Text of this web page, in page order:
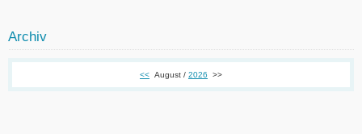
Archiv
<< August / 2026 >>